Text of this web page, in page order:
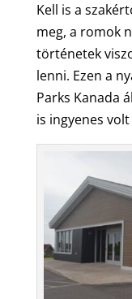
Kell is a
meg, a romok
történetek
lenni. Ezen a
Parks Kanada
is ingyenes